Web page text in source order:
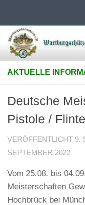
AKTUELLE
Deutsche
Pistole /
VERÖFFENTLICHT 9.
SEPTEMBER 2022
Vom 25.08. bis
Meisterschaften
Hochbrück bei